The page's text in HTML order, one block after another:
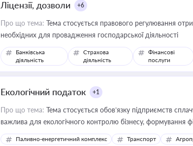
Ліцензії, дозволи +6
Про що тема: Тема стосується правового регулювання
необхідних для провадження господарської діяльності
Банківська
діяльність
Страхова
діяльність
Фінансові
послуги
Екологічний податок +1
Про що тема: Тема стосується обов’язку підприємств
важлива для екологічного контролю бізнесу, формування
законодавства
Паливно-енергетичний комплекс Транспорт